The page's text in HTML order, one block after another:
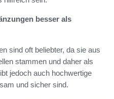
besser als
sind oft beliebter, da sie aus
stammen und daher als
jedoch auch hochwertige
und sicher sind.